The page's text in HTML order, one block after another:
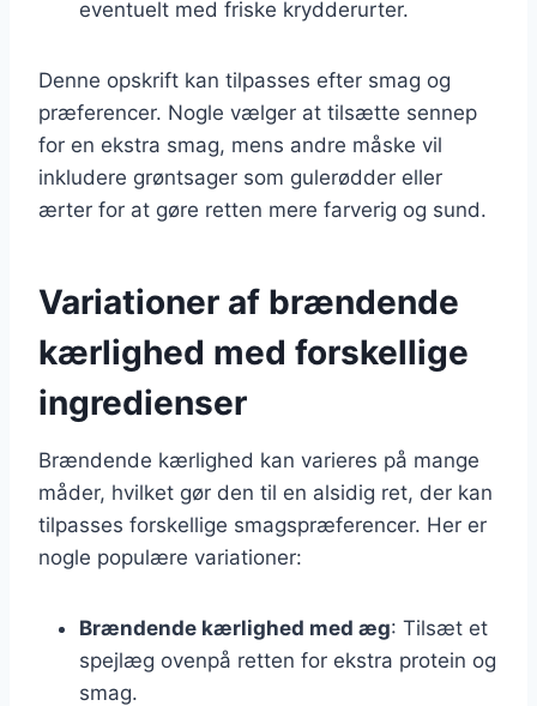
eventuelt med friske krydderurter.
Denne opskrift kan tilpasses efter smag og
præferencer. Nogle vælger at tilsætte sennep
for en ekstra smag, mens andre måske vil
inkludere grøntsager som gulerødder eller
ærter for at gøre retten mere farverig og sund.
Variationer af brændende
kærlighed med forskellige
ingredienser
Brændende kærlighed kan varieres på mange
måder, hvilket gør den til en alsidig ret, der kan
tilpasses forskellige smagspræferencer. Her er
nogle populære variationer:
Brændende kærlighed med æg: Tilsæt et
spejlæg ovenpå retten for ekstra protein og
smag.